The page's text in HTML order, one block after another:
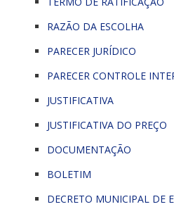
RAZÃO DA ESCOLHA
PARECER JURÍDICO
PARECER CONTROLE
JUSTIFICATIVA
JUSTIFICATIVA DO PREÇO
DOCUMENTAÇÃO
BOLETIM
DECRETO MUNICIPAL DE